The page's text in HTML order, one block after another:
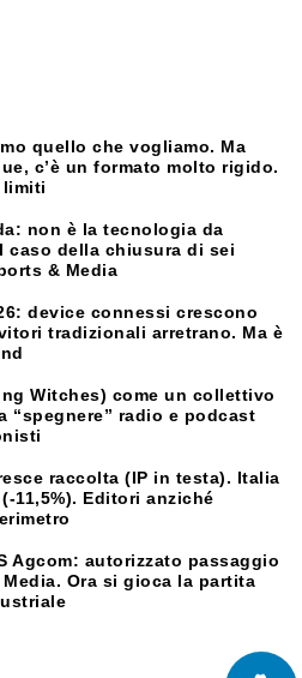
quello che vogliamo. Ma
c’è un formato molto rigido.
limiti
non è la tecnologia da
caso della chiusura di sei
& Media
device connessi crescono
tradizionali arretrano. Ma è
Witches) come un collettivo
“spegnere” radio e podcast
raccolta (IP in testa). Italia
11,5%). Editori anziché
Agcom: autorizzato passaggio
Ora si gioca la partita